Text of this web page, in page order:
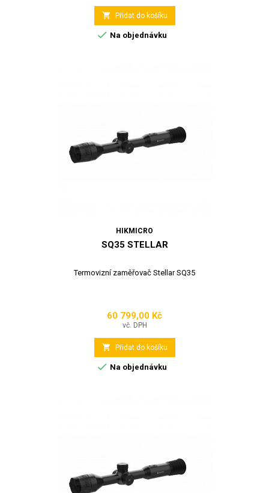
 Přidat do košíku
 Na objednávku
HIKMICRO
SQ35 STELLAR
Termovizní zaměřovač Stellar SQ35
Cena
60 799,00 Kč
vč. DPH
 Přidat do košíku
 Na objednávku